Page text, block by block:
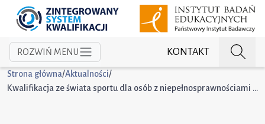
KONTAKT
ROZWIŃ MENU
Strona główna/Aktualności/
Kwalifikacja ze świata sportu dla osób z niepełnosprawnościami włączona do ZSK